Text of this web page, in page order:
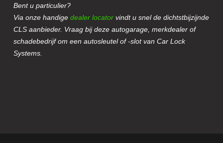
Bent u particulier?
Via onze handigedealer locator vindt u snel de dichtstbijzijnde
CLS aanbieder. Vraag bij deze autogarage, merkdealer of
schadebedrijf om een autosleutel of -slot van Car Lock
Systems.